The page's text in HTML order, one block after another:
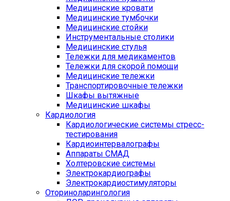
Медицинские кровати
Медицинские тумбочки
Медицинские стойки
Инструментальные столики
Медицинские стулья
Тележки для медикаментов
Тележки для скорой помощи
Медицинские тележки
Транспортировочные тележки
Шкафы вытяжные
Медицинские шкафы
Кардиология
Кардиологические системы стресс-
тестирования
Кардиоинтервалографы
Аппараты СМАД
Холтеровские системы
Электрокардиографы
Электрокардиостимуляторы
Оториноларингология